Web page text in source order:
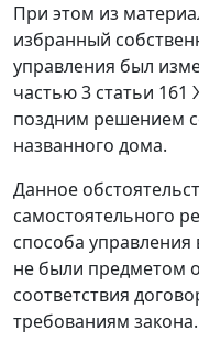
При этом из
избранный
управления был
частью 3 статьи
поздним решением
названного дома.
Данное
самостоятельного
способа
не были предметом
соответствия
требованиям закона.